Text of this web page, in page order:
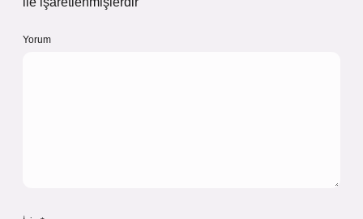
Yorum